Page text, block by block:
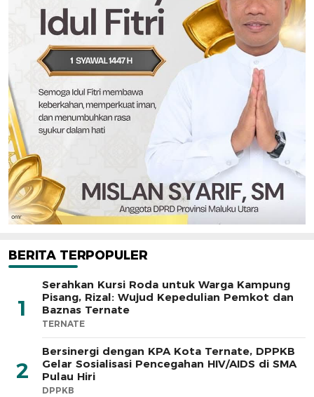
BERITA TERPOPULER
1
Serahkan Kursi Roda untuk Warga Kampung
Pisang, Rizal: Wujud Kepedulian Pemkot dan
Baznas Ternate
TERNATE
2
Bersinergi dengan KPA Kota Ternate, DPPKB
Gelar Sosialisasi Pencegahan HIV/AIDS di SMA
Pulau Hiri
DPPKB